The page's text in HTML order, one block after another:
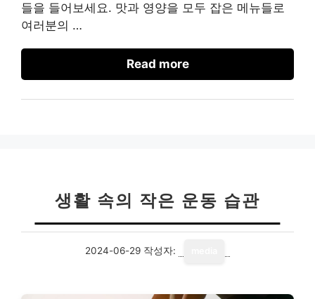
들을 들어보세요. 맛과 영양을 모두 잡은 메뉴들로
여러분의 …
Read more
생활 속의 작은 운동 습관
2024-06-29 작성자: